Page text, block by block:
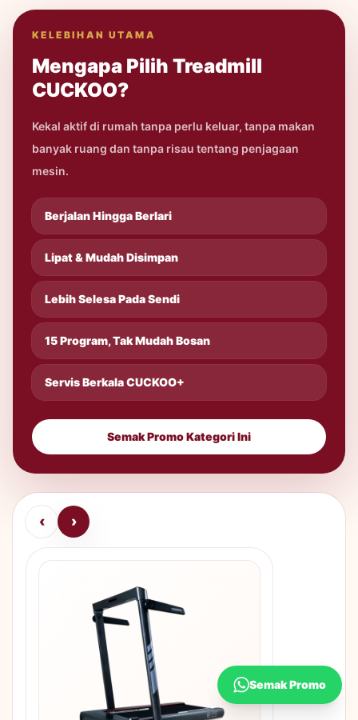
KELEBIHAN UTAMA
Mengapa Pilih Treadmill
CUCKOO?
Kekal aktif di rumah tanpa perlu keluar, tanpa makan
banyak ruang dan tanpa risau tentang penjagaan
mesin.
Berjalan Hingga Berlari
Lipat & Mudah Disimpan
Lebih Selesa Pada Sendi
15 Program, Tak Mudah Bosan
Servis Berkala CUCKOO+
Semak Promo Kategori Ini
‹ ›
Semak Promo